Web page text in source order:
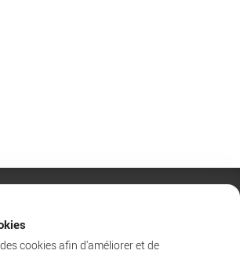
cookies afin d'améliorer et de